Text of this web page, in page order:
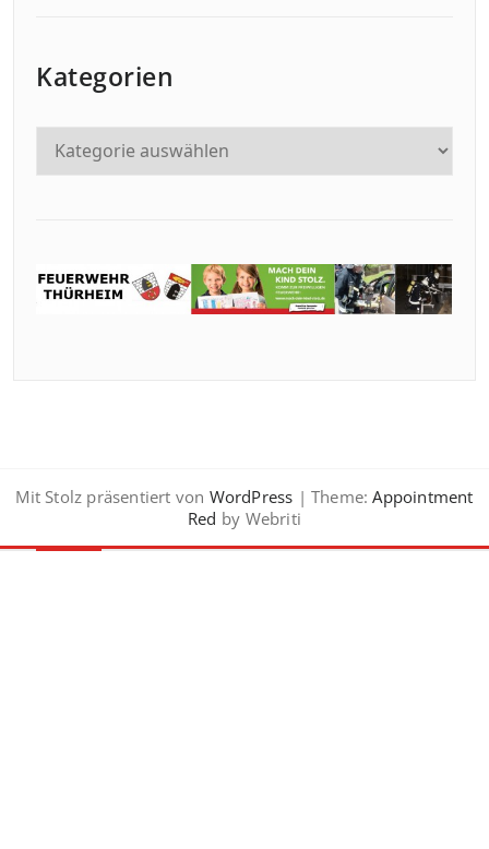
Kategorien
Mit Stolz präsentiert von WordPress | Theme: Appointment
Red by Webriti